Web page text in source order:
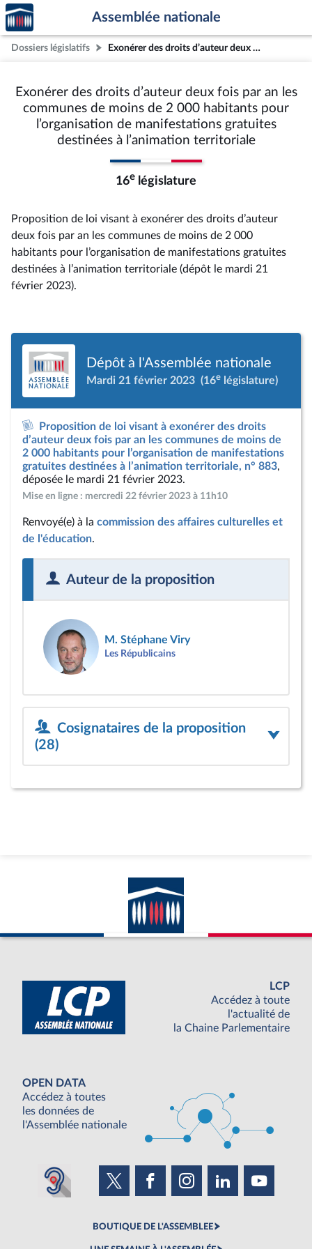
Aller au contenu
Aller en bas de la page
Accèder
à la
page
d'accueil
Assemblée nationale
Dossiers législatifs Exonérer des droits d’auteur deux fois par an les communes de moins de 2 000 habitants pour l’organisation de manifestations gratuites destinées à l’animation territoriale
Exonérer des droits d’auteur deux fois par an les
communes de moins de 2 000 habitants pour
l’organisation de manifestations gratuites
destinées à l’animation territoriale
16e législature
Proposition de loi visant à exonérer des droits d’auteur
deux fois par an les communes de moins de 2 000
habitants pour l’organisation de manifestations gratuites
destinées à l’animation territoriale (dépôt le mardi 21
février 2023).
Dépôt à l'Assemblée nationale
Mardi 21 février 2023 (16e législature)
Proposition de loi visant à exonérer des droits
d’auteur deux fois par an les communes de moins de
2 000 habitants pour l’organisation de manifestations
gratuites destinées à l’animation territoriale, n° 883,
déposée le mardi 21 février 2023.
Mise en ligne : mercredi 22 février 2023 à 11h10
Renvoyé(e) à la commission des affaires culturelles et
de l'éducation.
Auteur de la proposition
M. Stéphane Viry
Les Républicains
Cosignataires de la proposition
(28)
LCP
Accédez à toute
l'actualité de
la Chaine Parlementaire
OPEN DATA
Accédez à toutes
les données de
l'Assemblée nationale
BOUTIQUE DE L'ASSEMBLEE